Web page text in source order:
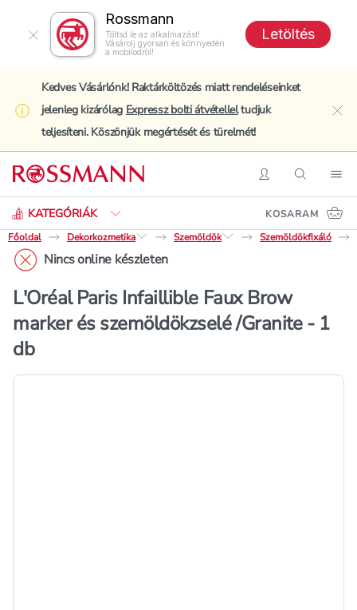
Rossmann
Töltsd le az alkalmazást!
Vásárolj gyorsan és könnyedén
a mobilodról!
Letöltés
Kedves Vásárlónk! Raktárköltözés miatt rendeléseinket
jelenleg kizárólag Expressz bolti átvételleltudjuk
teljesíteni. Köszönjük megértését és türelmét!
BelépésKeresés
KATEGÓRIÁK
Keresés
KOSARAM
Főoldal
Dekorkozmetika Szemöldök Szemöldökfixáló
Nincs online készleten
L'Oréal Paris Infaillible Faux Brow
marker és szemöldökzselé /Granite - 1
db